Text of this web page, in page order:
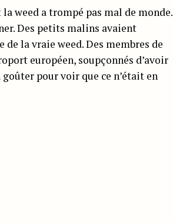
weed a trompé pas mal de monde.
Des petits malins avaient
la vraie weed. Des membres de
européen, soupçonnés d’avoir
goûter pour voir que ce n’était en